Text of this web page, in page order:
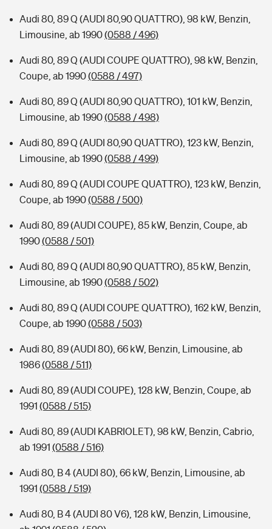
Audi 80, 89 Q (AUDI 80,90 QUATTRO), 98 kW, Benzin,
Limousine, ab 1990(0588 / 496)
Audi 80, 89 Q (AUDI COUPE QUATTRO), 98 kW, Benzin,
Coupe, ab 1990(0588 / 497)
Audi 80, 89 Q (AUDI 80,90 QUATTRO), 101 kW, Benzin,
Limousine, ab 1990(0588 / 498)
Audi 80, 89 Q (AUDI 80,90 QUATTRO), 123 kW, Benzin,
Limousine, ab 1990(0588 / 499)
Audi 80, 89 Q (AUDI COUPE QUATTRO), 123 kW, Benzin,
Coupe, ab 1990(0588 / 500)
Audi 80, 89 (AUDI COUPE), 85 kW, Benzin, Coupe, ab
1990(0588 / 501)
Audi 80, 89 Q (AUDI 80,90 QUATTRO), 85 kW, Benzin,
Limousine, ab 1990(0588 / 502)
Audi 80, 89 Q (AUDI COUPE QUATTRO), 162 kW, Benzin,
Coupe, ab 1990(0588 / 503)
Audi 80, 89 (AUDI 80), 66 kW, Benzin, Limousine, ab
1986(0588 / 511)
Audi 80, 89 (AUDI COUPE), 128 kW, Benzin, Coupe, ab
1991 (0588 / 515)
Audi 80, 89 (AUDI KABRIOLET), 98 kW, Benzin, Cabrio,
ab 1991 (0588 / 516)
Audi 80, B 4 (AUDI 80), 66 kW, Benzin, Limousine, ab
1991 (0588 / 519)
Audi 80, B 4 (AUDI 80 V6), 128 kW, Benzin, Limousine,